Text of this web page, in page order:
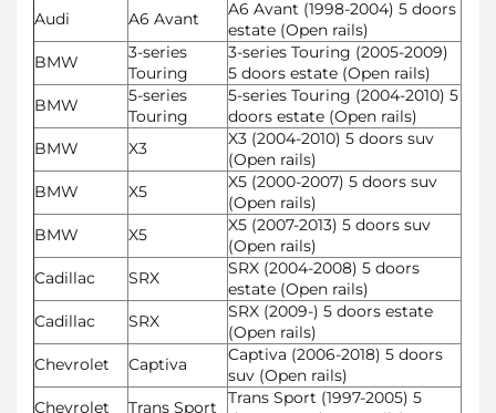
Audi
A6 Avant
A6 Avant (1998-2004) 5 doors
estate (Open rails)
BMW
3-series
Touring
3-series Touring (2005-2009)
5 doors estate (Open rails)
BMW
5-series
Touring
5-series Touring (2004-2010) 5
doors estate (Open rails)
BMW
X3
X3 (2004-2010) 5 doors suv
(Open rails)
BMW
X5
X5 (2000-2007) 5 doors suv
(Open rails)
BMW
X5
X5 (2007-2013) 5 doors suv
(Open rails)
Cadillac
SRX
SRX (2004-2008) 5 doors
estate (Open rails)
Cadillac
SRX
SRX (2009-) 5 doors estate
(Open rails)
Chevrolet
Captiva
Captiva (2006-2018) 5 doors
suv (Open rails)
Chevrolet
Trans Sport
Trans Sport (1997-2005) 5